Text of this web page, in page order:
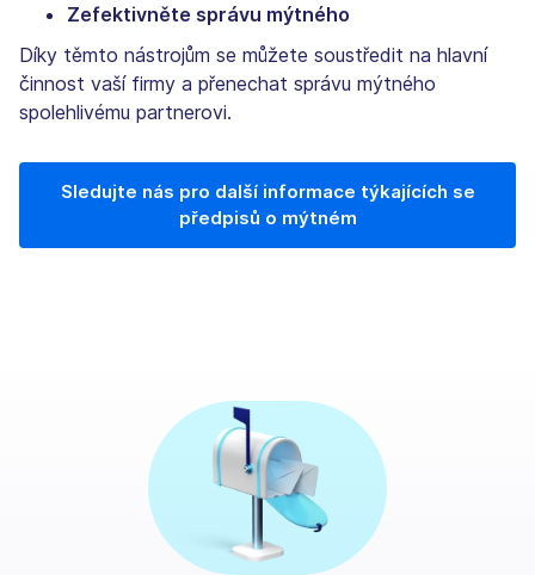
Zefektivněte správu mýtného
Díky těmto nástrojům se můžete soustředit na hlavní
činnost vaší firmy a přenechat správu mýtného
spolehlivému partnerovi.
Sledujte nás pro další informace týkajících se
předpisů o mýtném